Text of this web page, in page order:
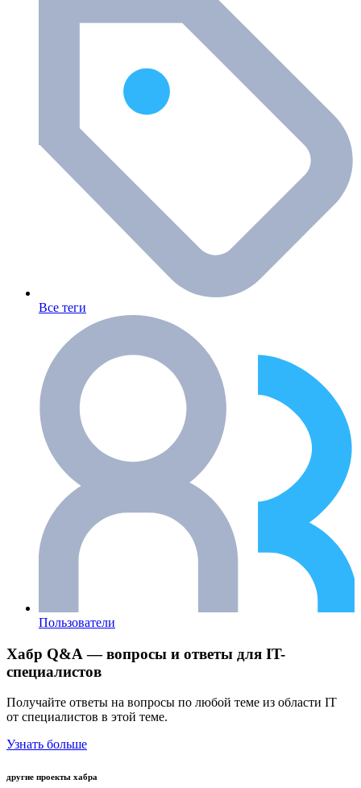
Все теги
Пользователи
Хабр Q&A — вопросы и ответы для IT-
специалистов
Получайте ответы на вопросы по любой теме из области IT
от специалистов в этой теме.
Узнать больше
другие проекты хабра